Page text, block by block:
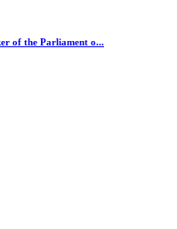
of the Parliament o...